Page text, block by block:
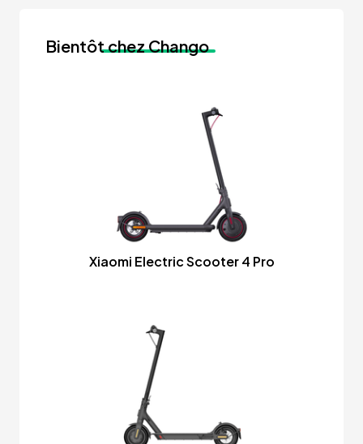
Bientôtchez Chango
Xiaomi Electric Scooter 4 Pro